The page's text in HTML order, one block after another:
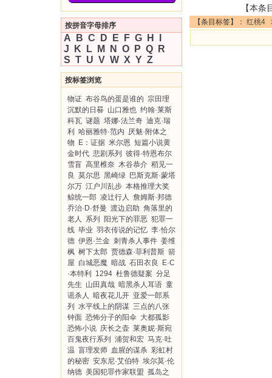
按拼音字母排序
A B C D E F G H
J
K L M N O P Q
R
S T U V W X Y Z
按标签浏览
物证 布谷鸟的蛋是谁的 宗田理
沉默的日晷 山口雅也 约翰·莱斯
科瓦 谜题 塔娜·法兰奇 迪克·瑞
利
哈丽雅特·范内 厌魅·附体之
物
E：证据 米尔恩 短篇小说黄
金时代 悲剧系列
彼得·特恩布尔
雪盲 高里椎奈 木谷恭介 稻见一
良 莫尔思 黑崎绿 巴斯克斯·蒙塔
尔万 江户川乱步 本格推理大奖
鲸统一郎 凌辻行人 詹姆斯·邦德
乔治·D·舒曼 渡边启助 角落里的
老人
系列 阳光下的罪恶 犯罪一
线 毕业 羽衣传说的记忆 李·恰尔
德 伊恩·兰金 刺青杀人事件 姜维
枫 树下太郎 贾德森·菲利普斯 箭
屋 白城恶魔 暗战 石田衣良
E·C
·本特利
1294 杜鲁德疑案 分足
先生 山田真哉 暗黑杀人耳语 童
谣杀人 暗夜花儿开 亚爱一郎系
列
水平线上的阴谋 三点的八张
钟面 恐怖分子的阳伞 大都孤影
恐怖小说 庆长之壶 莱奥妮·斯宛
百鬼夜行系列
浦贺和宏 马克·吐
温 盲理发师 血腥的谋杀 彩虹村
的秘密 安东尼·艾伯特 埃尔莫·伦
纳德 美国犯罪作家联盟 孤岛之
【本条
【条目标签】： 红桃4